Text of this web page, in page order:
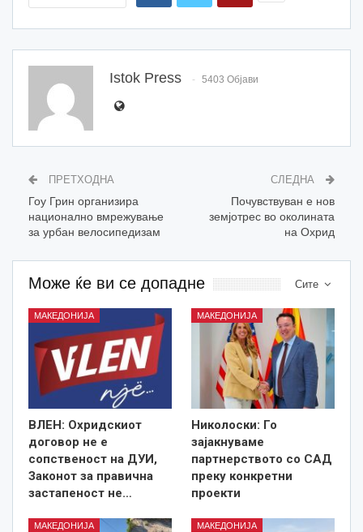
Istok Press 5403 Објави
ПРЕТХОДНА
Гоу Грин организира
национално вмрежување
за урбан велосипедизам
СЛЕДНА
Почувствуван е нов
земјотрес во околината
на Охрид
Сите
Може ќе ви се допадне
МАКЕДОНИЈА
ВЛЕН: Охридскиот
договор не е
сопственост на ДУИ,
Законот за правична
застапеност не…
МАКЕДОНИЈА
Николоски: Го
зајакнуваме
партнерството со САД
преку конкретни
проекти
МАКЕДОНИЈА МАКЕДОНИЈА